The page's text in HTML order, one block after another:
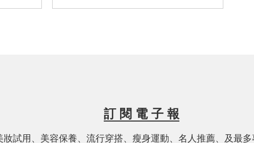
清爽
訂 閱 電 子 報
試用、美容保養、流行穿搭、瘦身運動、名人推薦、及最